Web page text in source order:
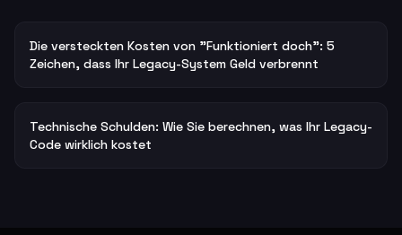
Die versteckten Kosten von "Funktioniert doch": 5
Zeichen, dass Ihr Legacy-System Geld verbrennt
Technische Schulden: Wie Sie berechnen, was Ihr Legacy-
Code wirklich kostet